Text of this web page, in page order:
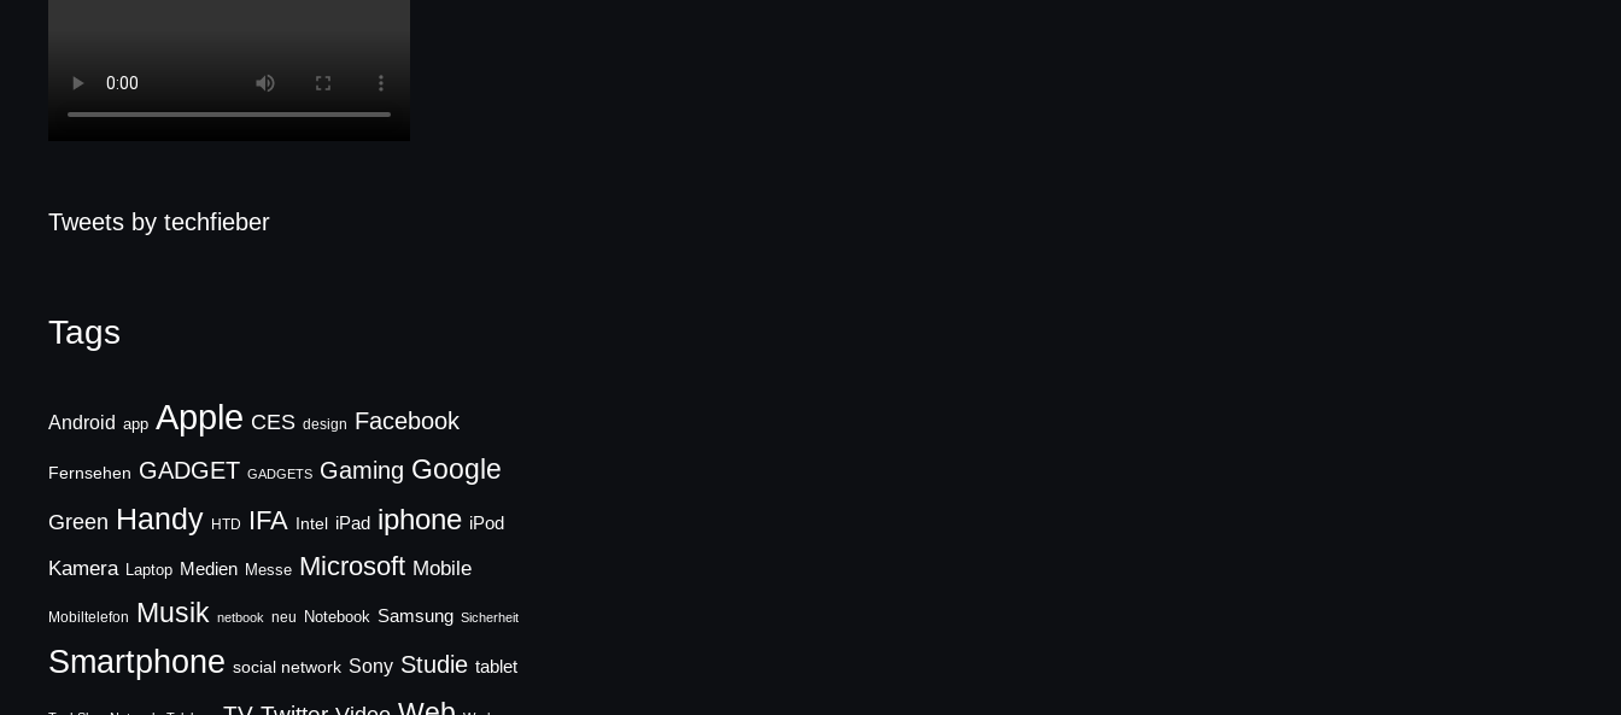
Tweets by techfieber
Tags
Android app Apple CES design Facebook
Fernsehen GADGET GADGETS Gaming Google
Green Handy HTD IFA Intel iPad iphone iPod
Kamera Laptop Medien Messe Microsoft Mobile
Mobiltelefon Musik netbook neu Notebook Samsung Sicherheit
Smartphone social network Sony Studie tablet